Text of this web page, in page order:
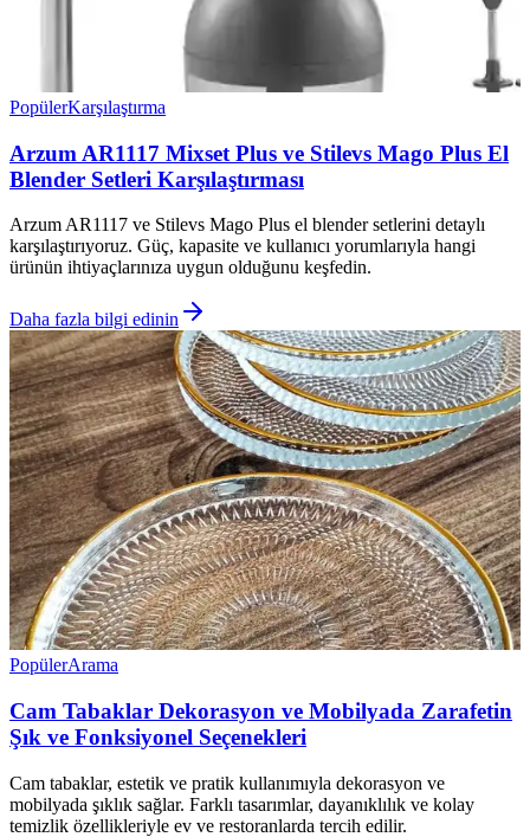
PopülerKarşılaştırma
Arzum AR1117 Mixset Plus ve Stilevs Mago Plus El
Blender Setleri Karşılaştırması
Arzum AR1117 ve Stilevs Mago Plus el blender setlerini detaylı
karşılaştırıyoruz. Güç, kapasite ve kullanıcı yorumlarıyla hangi
ürünün ihtiyaçlarınıza uygun olduğunu keşfedin.
Daha fazla bilgi edinin
PopülerArama
Cam Tabaklar Dekorasyon ve Mobilyada Zarafetin
Şık ve Fonksiyonel Seçenekleri
Cam tabaklar, estetik ve pratik kullanımıyla dekorasyon ve
mobilyada şıklık sağlar. Farklı tasarımlar, dayanıklılık ve kolay
temizlik özellikleriyle ev ve restoranlarda tercih edilir.